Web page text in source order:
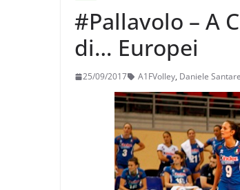
#Pallavolo – A
di… Europei
25/09/2017 A1FVolley, Daniele